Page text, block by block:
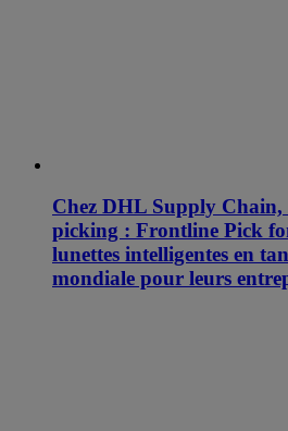
Chez DHL Supply Chain,
picking : Frontline Pick
lunettes intelligentes en
mondiale pour leurs